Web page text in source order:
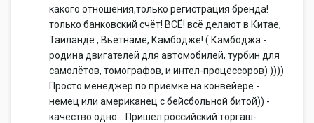
какого отношения,только регистрация бренда!
только банковский счёт! ВСЁ! всё делают в Китае,
Таиланде , Вьетнаме, Камбодже! ( Камбоджа -
родина двигателей для автомобилей, турбин для
самолётов, томографов, и интел-процессоров) ))))
Просто менеджер по приёмке на конвейере -
немец или американец с бейсбольной битой)) -
качество одно... Пришёл российский торгаш-